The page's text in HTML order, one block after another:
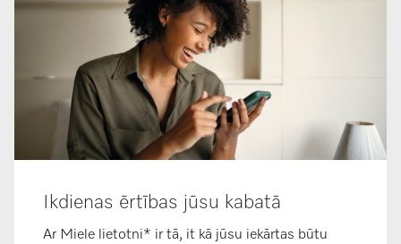
Ikdienas ērtības jūsu kabatā
Ar Miele lietotni* ir tā, it kā jūsu iekārtas būtu